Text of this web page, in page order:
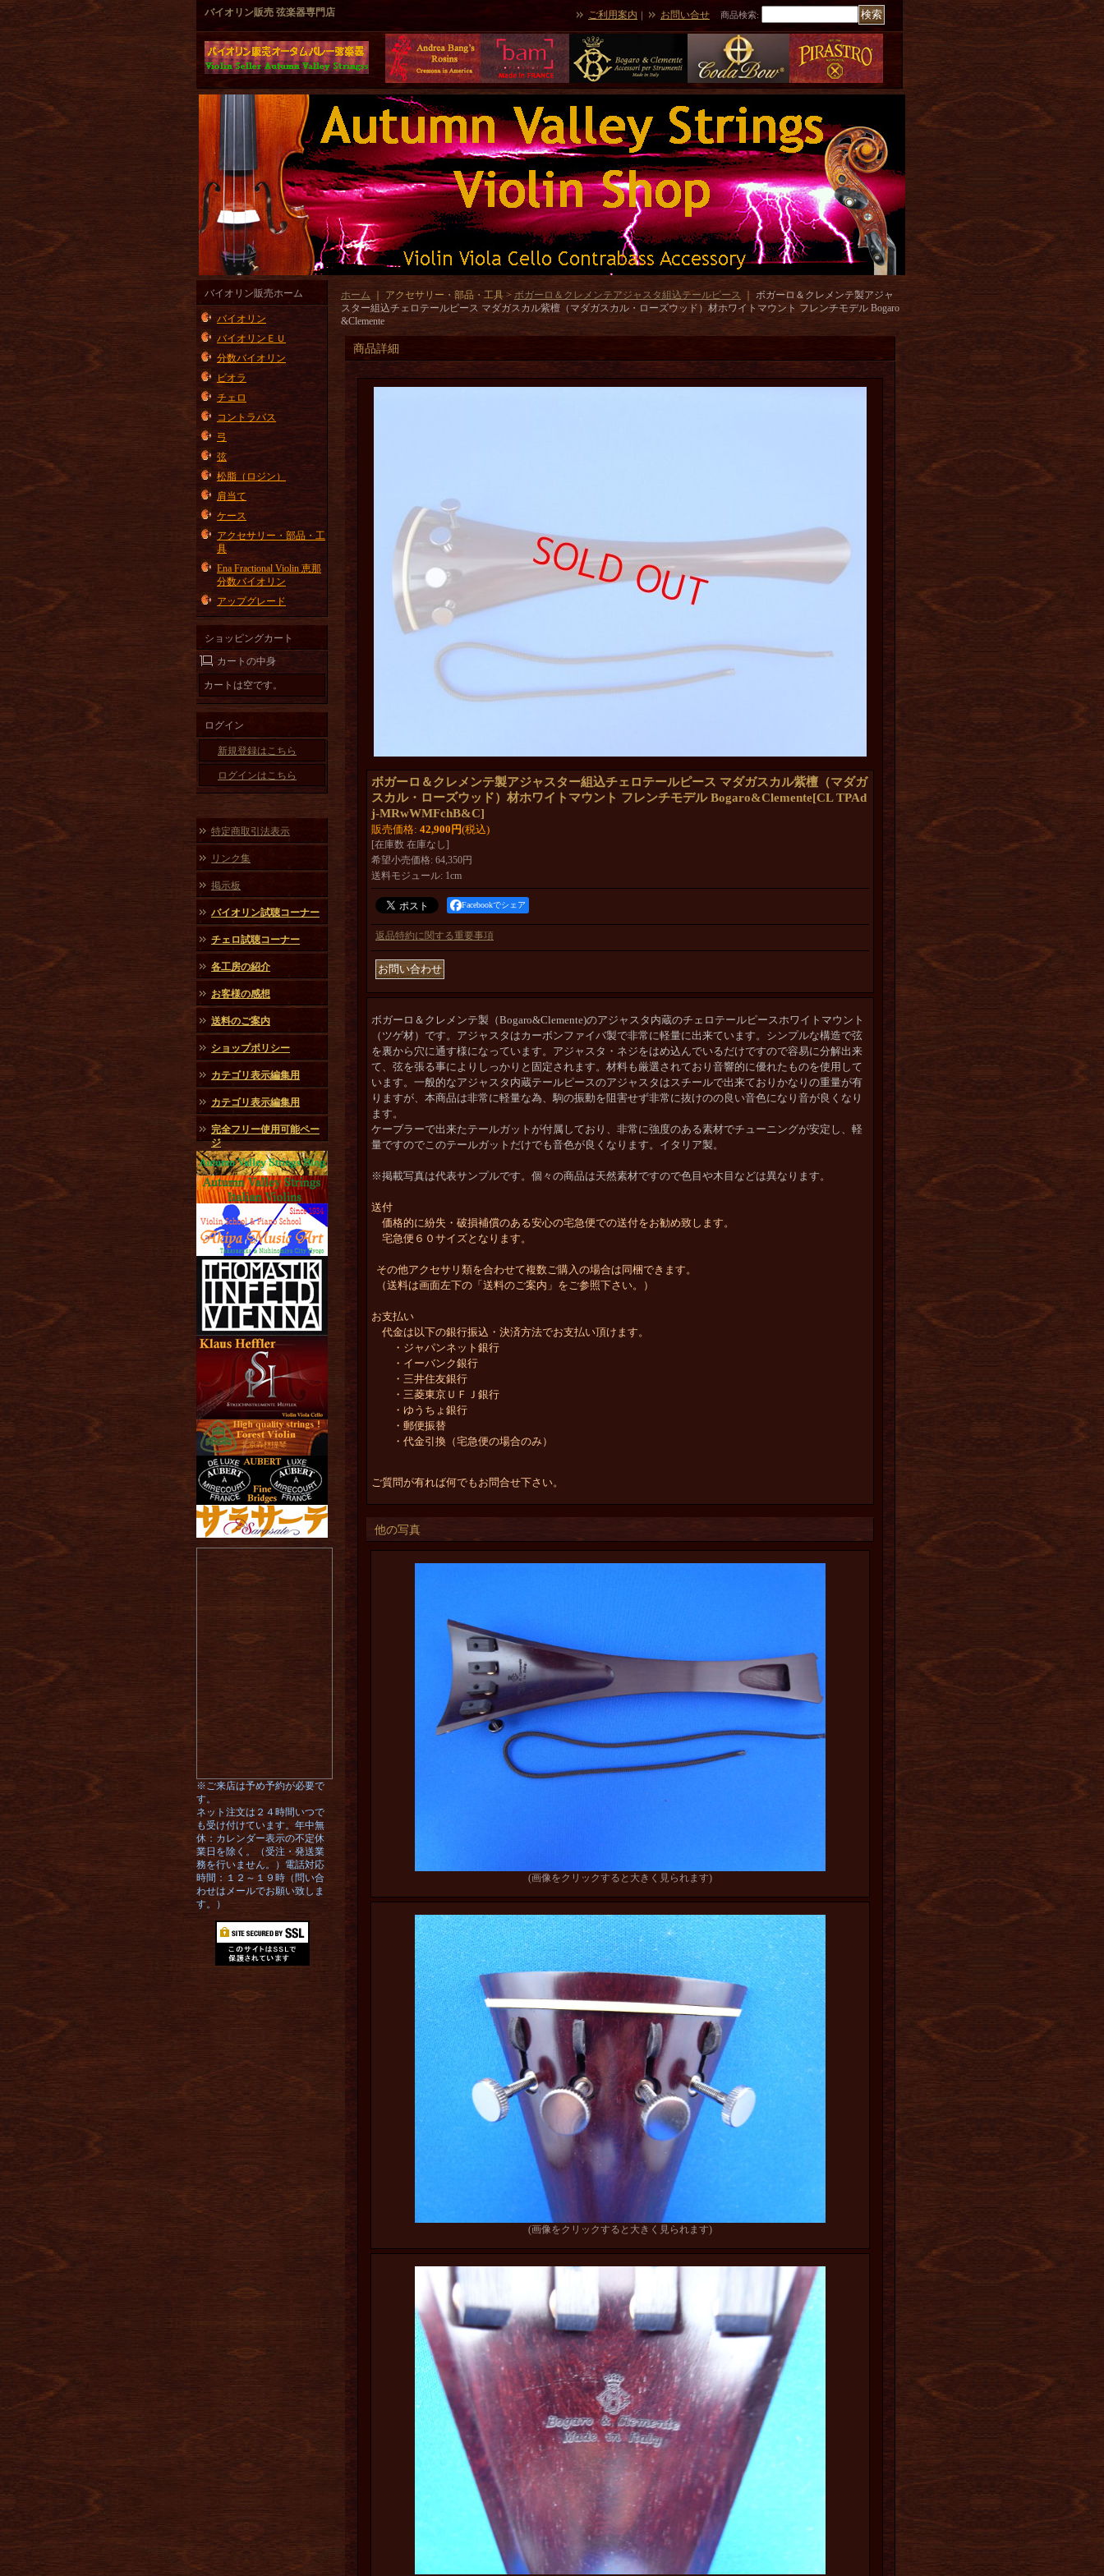
バイオリン販売 弦楽器専門店 ご利用案内 ｜ お問い合せ 商品検索:
バイオリン販売ホーム
バイオリン
バイオリンＥＵ
分数バイオリン
ビオラ
チェロ
コントラバス
弓
弦
松脂（ロジン）
肩当て
ケース
アクセサリー・部品・工
具
Ena Fractional Violin 恵那
分数バイオリン
アップグレード
ショッピングカート
カートの中身
カートは空です。
ログイン
新規登録はこちら
ログインはこちら
特定商取引法表示
リンク集
掲示板
バイオリン試聴コーナー
チェロ試聴コーナー
各工房の紹介
お客様の感想
送料のご案内
ショップポリシー
カテゴリ表示編集用
カテゴリ表示編集用
完全フリー使用可能ペー
ジ
※ご来店は予め予約が必要で
す。
ネット注文は２４時間いつで
も受け付けています。年中無
休：カレンダー表示の不定休
業日を除く。（受注・発送業
務を行いません。）電話対応
時間：１２～１９時（問い合
わせはメールでお願い致しま
す。）
ホーム ｜ アクセサリー・部品・工具 > ボガーロ＆クレメンテアジャスタ組込テールピース
ボガーロ＆クレメンテ製アジャ
スター組込チェロテールピース マダガスカル紫檀（マダガスカル・ローズウッド）材ホワイトマウント フレンチモデル Bogaro
&Clemente
商品詳細
ボガーロ＆クレメンテ製アジャスター組込チェロテールピース マダガスカル紫檀（マダガ
スカル・ローズウッド）材ホワイトマウント フレンチモデル Bogaro&Clemente[CL TPAd
j-MRwWMFchB&C]
販売価格: 42,900円(税込)
[在庫数 在庫なし]
希望小売価格: 64,350円
送料モジュール: 1cm
Facebookでシェア
返品特約に関する重要事項
ボガーロ＆クレメンテ製（Bogaro&Clemente)のアジャスタ内蔵のチェロテールピースホワイトマウント
（ツゲ材）です。アジャスタはカーボンファイバ製で非常に軽量に出来ています。シンプルな構造で弦
を裏から穴に通す様になっています。アジャスタ・ネジをはめ込んでいるだけですので容易に分解出来
て、弦を張る事によりしっかりと固定されます。材料も厳選されており音響的に優れたものを使用して
います。一般的なアジャスタ内蔵テールピースのアジャスタはスチールで出来ておりかなりの重量が有
りますが、本商品は非常に軽量な為、駒の振動を阻害せず非常に抜けのの良い音色になり音が良くなり
ます。
ケーブラーで出来たテールガットが付属しており、非常に強度のある素材でチューニングが安定し、軽
量ですのでこのテールガットだけでも音色が良くなります。 イタリア製。
※掲載写真は代表サンプルです。個々の商品は天然素材ですので色目や木目などは異なります。
送付
価格的に紛失・破損補償のある安心の宅急便での送付をお勧め致します。
宅急便６０サイズとなります。
その他アクセサリ類を合わせて複数ご購入の場合は同梱できます。
（送料は画面左下の「送料のご案内」をご参照下さい。）
お支払い
代金は以下の銀行振込・決済方法でお支払い頂けます。
・ジャパンネット銀行
・イーバンク銀行
・三井住友銀行
・三菱東京ＵＦＪ銀行
・ゆうちょ銀行
・郵便振替
・代金引換（宅急便の場合のみ）
ご質問が有れば何でもお問合せ下さい。
他の写真
(画像をクリックすると大きく見られます)
(画像をクリックすると大きく見られます)